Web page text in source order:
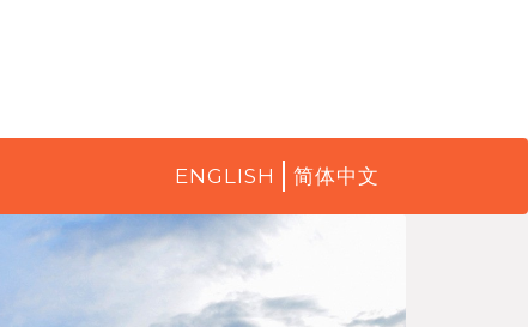
ENGLISH 简体中文